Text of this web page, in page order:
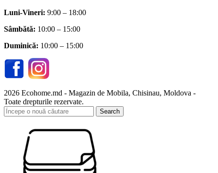
Luni-Vineri: 9:00 – 18:00
Sâmbătă: 10:00 – 15:00
Duminică: 10:00 – 15:00
2026 Ecohome.md - Magazin de Mobila, Chisinau, Moldova -
Toate drepturile rezervate.
Search